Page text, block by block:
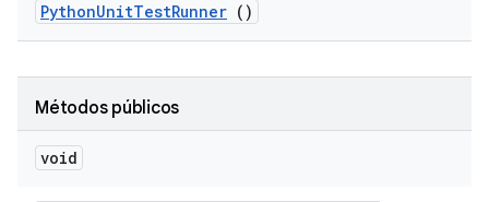
PythonUnitTestRunner ()
Métodos públicos
void